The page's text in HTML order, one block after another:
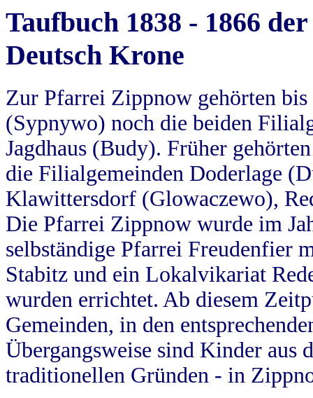
Taufbuch 1838 - 1866
Deutsch Krone
Zur Pfarrei Zippnow gehörten
(Sypnywo) noch die beiden
Jagdhaus (Budy). Früher
die Filialgemeinden Doderlage
Klawittersdorf (Glowaczewo),
Die Pfarrei Zippnow wurde im
selbständige Pfarrei Freudenfier
Stabitz und ein Lokalvikariat
wurden errichtet. Ab diesem
Gemeinden, in den
Übergangsweise sind Kinder aus
traditionellen Gründen - in